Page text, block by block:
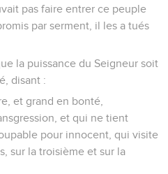
pas faire entrer ce peuple
par serment, il les a tués
la puissance du Seigneur soit
disant :
et grand en bonté,
et qui ne tient
pour innocent, qui visite
sur la troisième et sur la